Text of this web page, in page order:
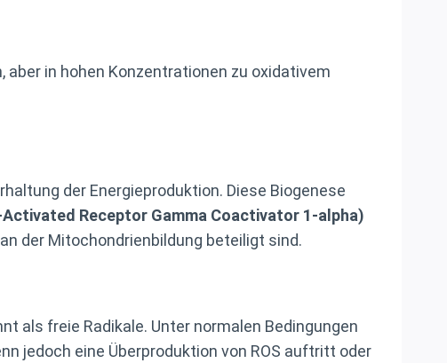
aber in hohen Konzentrationen zu oxidativem
der Energieproduktion. Diese Biogenese
Receptor Gamma Coactivator 1-alpha)
der Mitochondrienbildung beteiligt sind.
als freie Radikale. Unter normalen Bedingungen
jedoch eine Überproduktion von ROS auftritt oder